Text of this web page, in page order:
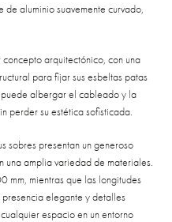
aluminio suavemente curvado,
concepto arquitectónico, con una
para fijar sus esbeltas patas
puede albergar el cableado y la
perder su estética sofisticada.
sobres presentan un generoso
una amplia variedad de materiales.
mm, mientras que las longitudes
elegante y detalles
espacio en un entorno